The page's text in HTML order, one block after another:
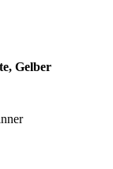
Gelber